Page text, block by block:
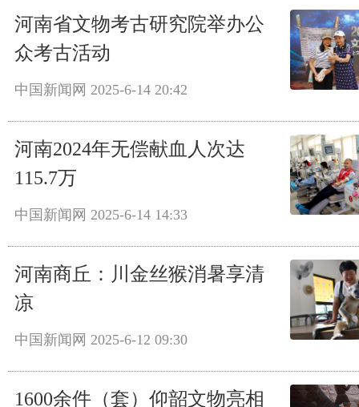
河南省文物考古研究院举办公
众考古活动
中国新闻网 2025-6-14 20:42
河南2024年无偿献血人次达
115.7万
中国新闻网 2025-6-14 14:33
河南商丘：川金丝猴消暑享清
凉
中国新闻网 2025-6-12 09:30
1600余件（套）仰韶文物亮相